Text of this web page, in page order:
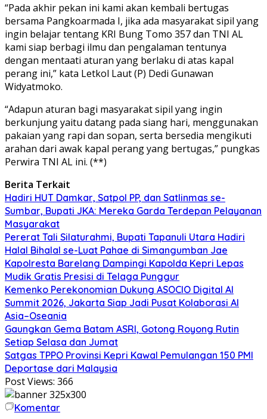
“Pada akhir pekan ini kami akan kembali bertugas
bersama Pangkoarmada I, jika ada masyarakat sipil yang
ingin belajar tentang KRI Bung Tomo 357 dan TNI AL
kami siap berbagi ilmu dan pengalaman tentunya
dengan mentaati aturan yang berlaku di atas kapal
perang ini,” kata Letkol Laut (P) Dedi Gunawan
Widyatmoko.
“Adapun aturan bagi masyarakat sipil yang ingin
berkunjung yaitu datang pada siang hari, menggunakan
pakaian yang rapi dan sopan, serta bersedia mengikuti
arahan dari awak kapal perang yang bertugas,” pungkas
Perwira TNI AL ini. (**)
Berita Terkait
Hadiri HUT Damkar, Satpol PP, dan Satlinmas se-
Sumbar, Bupati JKA: Mereka Garda Terdepan Pelayanan
Masyarakat
Pererat Tali Silaturahmi, Bupati Tapanuli Utara Hadiri
Halal Bihalal se-Luat Pahae di Simangumban Jae
Kapolresta Barelang Dampingi Kapolda Kepri Lepas
Mudik Gratis Presisi di Telaga Punggur
Kemenko Perekonomian Dukung ASOCIO Digital AI
Summit 2026, Jakarta Siap Jadi Pusat Kolaborasi AI
Asia–Oseania
Gaungkan Gema Batam ASRI, Gotong Royong Rutin
Setiap Selasa dan Jumat
Satgas TPPO Provinsi Kepri Kawal Pemulangan 150 PMI
Deportase dari Malaysia
Post Views: 366
Komentar